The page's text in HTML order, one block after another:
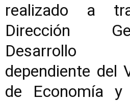
realizado a
Dirección
Desarrollo
dependiente del
de Economía y